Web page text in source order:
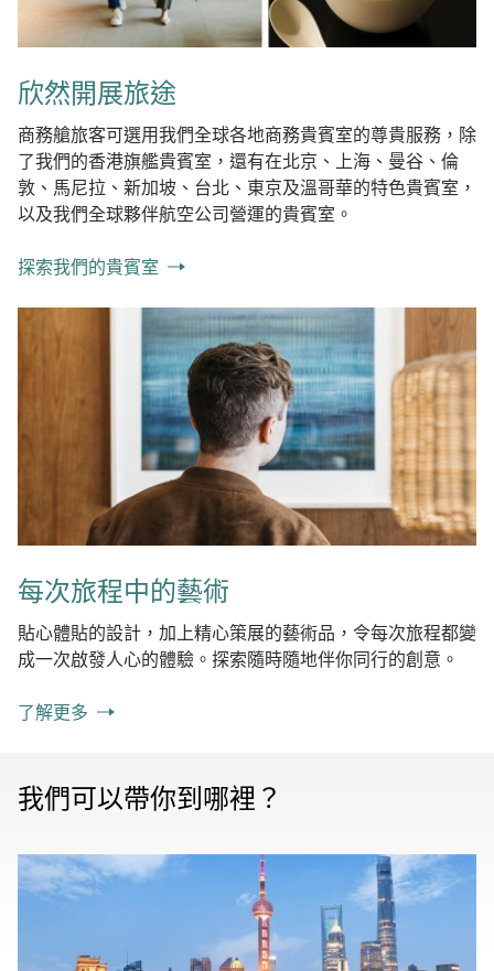
欣然開展旅途
商務艙旅客可選用我們全球各地商務貴賓室的尊貴服務，除
了我們的香港旗艦貴賓室，還有在北京、上海、曼谷、倫
敦、馬尼拉、新加坡、台北、東京及溫哥華的特色貴賓室，
以及我們全球夥伴航空公司營運的貴賓室。
探索我們的貴賓室
每次旅程中的藝術
貼心體貼的設計，加上精心策展的藝術品，令每次旅程都變
成一次啟發人心的體驗。探索隨時隨地伴你同行的創意。
了解更多
我們可以帶你到哪裡？